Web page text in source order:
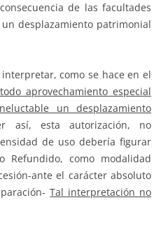
de las facultades
desplazamiento patrimonial
como se hace en el
todo aprovechamiento especial
un desplazamiento
así, esta autorización, no
de uso debería figurar
Refundido, como modalidad
ante el carácter absoluto
Tal interpretación no